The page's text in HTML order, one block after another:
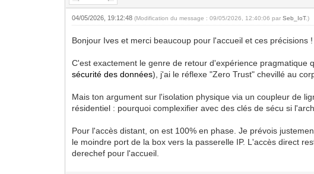
04/05/2026, 19:12:48(Modification du message : 09/05/2026, 12:40:06 parSeb_IoT.)
Bonjour Ives et merci beaucoup pour l'accueil et ces précisions !
C'est exactement le genre de retour d'expérience
sécurité des données), j'ai le réflexe "Zero Trust" chevillé au
Mais ton argument sur l'isolation physique via un coupleur de
résidentiel : pourquoi complexifier avec des clés de sécu si
Pour l'accès distant, on est 100% en phase. Je prévois
le moindre port de la box vers la passerelle IP. L'accès direct
derechef pour l'accueil.